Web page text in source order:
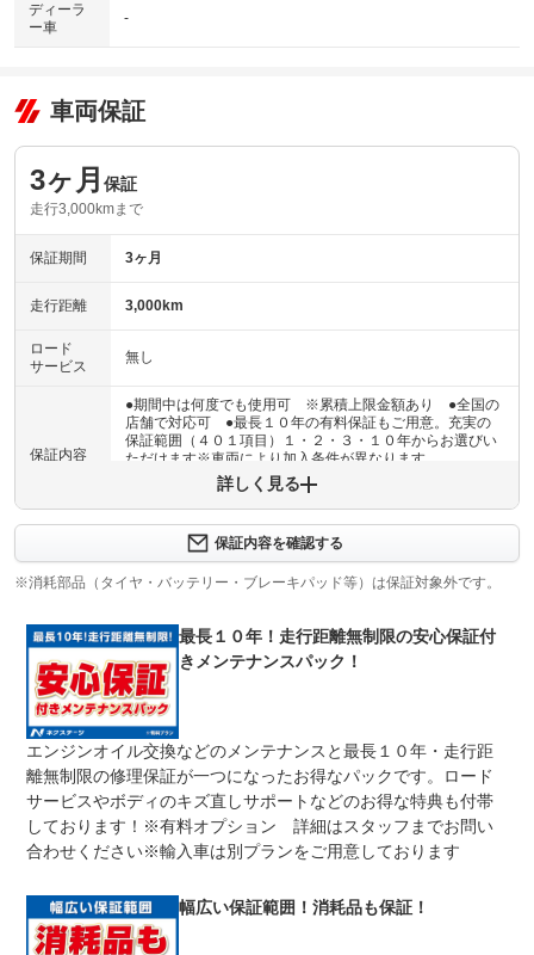
ディーラ
ー車
-
車両保証
3ヶ月 保証
走行3,000kmまで
保証期間 3ヶ月
走行距離 3,000km
ロード
サービス
無し
保証内容
●期間中は何度でも使用可 ※累積上限金額あり ●全国の
店舗で対応可 ●最長１０年の有料保証もご用意。充実の
保証範囲（４０１項目）１・２・３・１０年からお選びい
ただけます※車両により加入条件が異なります
保証項目
３ヶ月・３０００ｋｍ以内ならエンジン、トランスミッシ
ョン、ハイブリッド、ステアリング、ブレーキの各機構に
おける主要項目を無償修理（または交換）いたします。
修理回数 無制限
上限金額
車両本体価格
期間中は何度でも修理可能！修理金額は車両本体価格の１
００％までしっかり保証します。車両本体価格５０万円以
下の場合は５０万円まで保証します。
免責金
無し
保証修理の対象となる場合は、お客様の費用負担は一切ご
ざいません。
保証修理
受付先
全国のネクステージで受付可能！ご遠方でネクステージに
持ち込めないお客様も保証修理はお受け頂けます。詳細
法定整備
整備付 法定12ヶ月または法定24ヶ月点検整備付
※車検なし・車検整備付の場合は法定24ヶ月点検整備付
※商用車は6ヶ月または12ヶ月点検整備付
詳しく見る
保証内容を確認する
※消耗部品（タイヤ・バッテリー・ブレーキパッド等）は保証対象外です。
最長１０年！走行距離無制限の安心保証付
きメンテナンスパック！
エンジンオイル交換などのメンテナンスと最長１０年・走行距
離無制限の修理保証が一つになったお得なパックです。ロード
サービスやボディのキズ直しサポートなどのお得な特典も付帯
しております！※有料オプション 詳細はスタッフまでお問い
合わせください※輸入車は別プランをご用意しております
幅広い保証範囲！消耗品も保証！